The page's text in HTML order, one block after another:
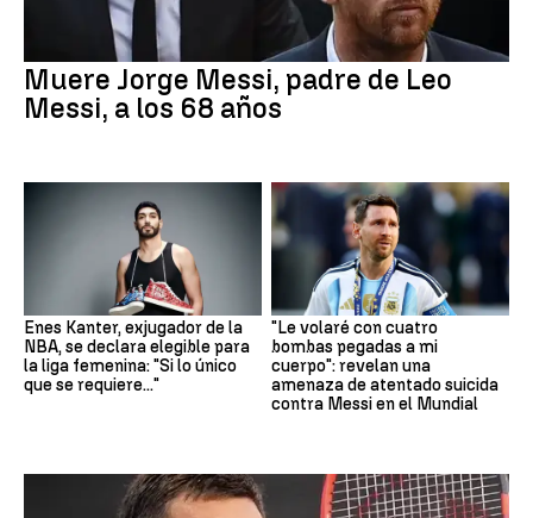
Muere Jorge Messi, padre de Leo
Messi, a los 68 años
Enes Kanter, exjugador de la
NBA, se declara elegible para
la liga femenina: "Si lo único
que se requiere..."
"Le volaré con cuatro
bombas pegadas a mi
cuerpo": revelan una
amenaza de atentado suicida
contra Messi en el Mundial